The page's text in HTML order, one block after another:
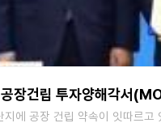
장건립 투자양해각서
에 공장 건립 약속이 잇따르고